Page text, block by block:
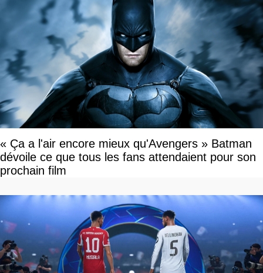
« Ça a l'air encore mieux qu'Avengers » Batman
dévoile ce que tous les fans attendaient pour son
prochain film